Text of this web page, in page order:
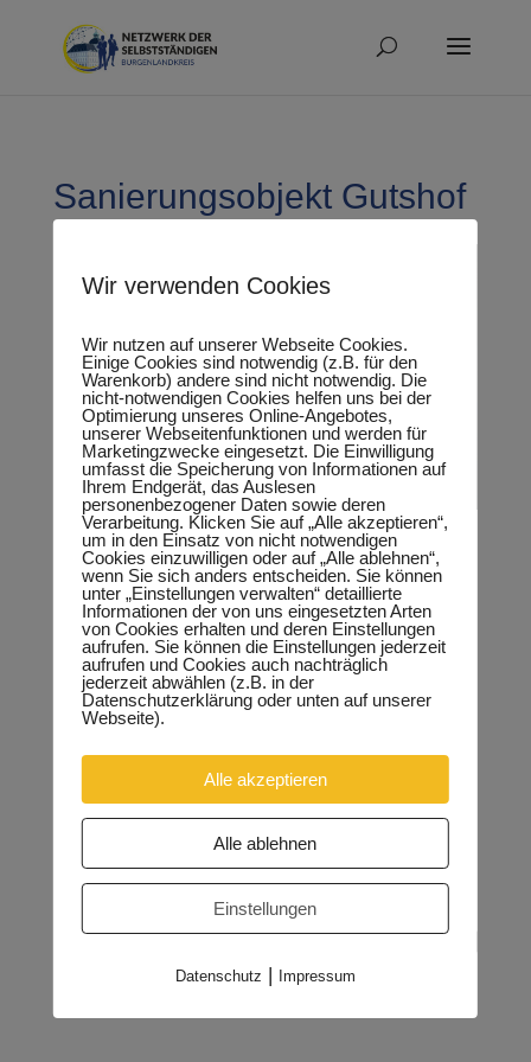
Sanierungsobjekt Gutshof
Wir verwenden Cookies
Wir nutzen auf unserer Webseite Cookies.
Einige Cookies sind notwendig (z.B. für den
Warenkorb) andere sind nicht notwendig. Die
nicht-notwendigen Cookies helfen uns bei der
Optimierung unseres Online-Angebotes,
unserer Webseitenfunktionen und werden für
Marketingzwecke eingesetzt. Die Einwilligung
umfasst die Speicherung von Informationen auf
Ihrem Endgerät, das Auslesen
personenbezogener Daten sowie deren
Verarbeitung. Klicken Sie auf „Alle akzeptieren“,
um in den Einsatz von nicht notwendigen
Cookies einzuwilligen oder auf „Alle ablehnen“,
wenn Sie sich anders entscheiden. Sie können
unter „Einstellungen verwalten“ detaillierte
Informationen der von uns eingesetzten Arten
von Cookies erhalten und deren Einstellungen
aufrufen. Sie können die Einstellungen jederzeit
aufrufen und Cookies auch nachträglich
jederzeit abwählen (z.B. in der
Datenschutzerklärung oder unten auf unserer
Webseite).
Alle akzeptieren
Alle ablehnen
Einstellungen
Datenschutz | Impressum